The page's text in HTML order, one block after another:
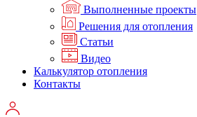
Выполненные проекты
Решения для отопления
Статьи
Видео
Калькулятор отопления
Контакты